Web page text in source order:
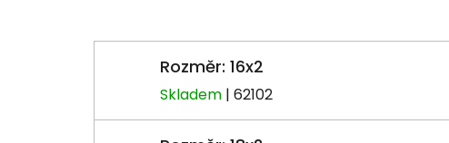
Rozměr: 16x2
Skladem | 62102